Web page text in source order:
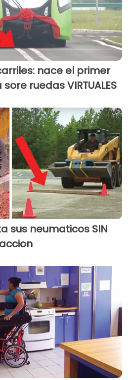
nace el primer
ruedas VIRTUALES
sus neumaticos SIN